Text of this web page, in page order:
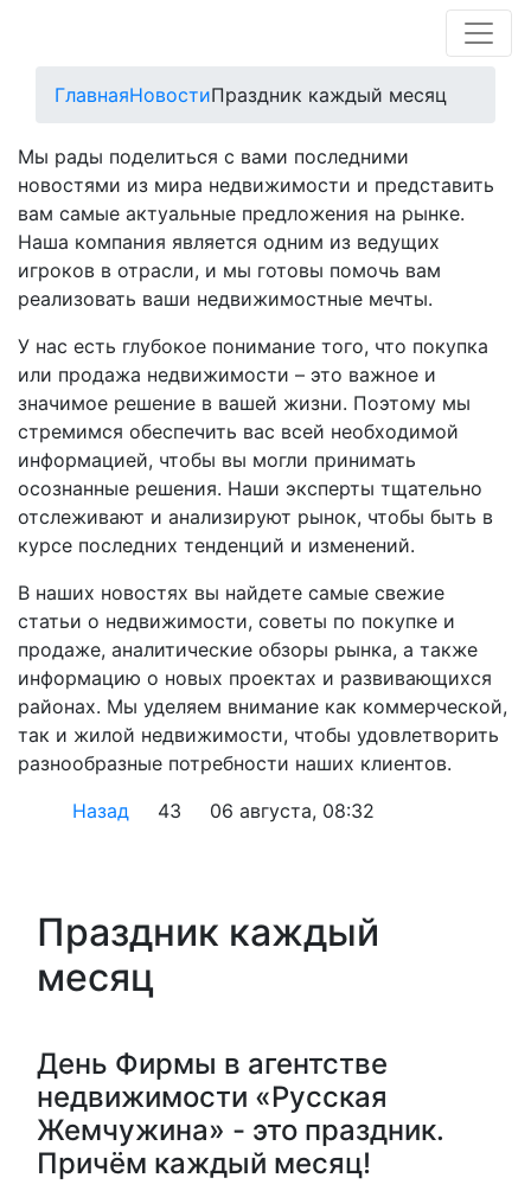
ГлавнаяНовостиПраздник каждый месяц
Мы рады поделиться с вами последними
новостями из мира недвижимости и представить
вам самые актуальные предложения на рынке.
Наша компания является одним из ведущих
игроков в отрасли, и мы готовы помочь вам
реализовать ваши недвижимостные мечты.
У нас есть глубокое понимание того, что покупка
или продажа недвижимости – это важное и
значимое решение в вашей жизни. Поэтому мы
стремимся обеспечить вас всей необходимой
информацией, чтобы вы могли принимать
осознанные решения. Наши эксперты тщательно
отслеживают и анализируют рынок, чтобы быть в
курсе последних тенденций и изменений.
В наших новостях вы найдете самые свежие
статьи о недвижимости, советы по покупке и
продаже, аналитические обзоры рынка, а также
информацию о новых проектах и развивающихся
районах. Мы уделяем внимание как коммерческой,
так и жилой недвижимости, чтобы удовлетворить
разнообразные потребности наших клиентов.
Назад
43 06 августа, 08:32
Праздник каждый
месяц
День Фирмы в агентстве
недвижимости «Русская
Жемчужина» - это праздник.
Причём каждый месяц!